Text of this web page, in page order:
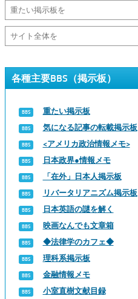
各種主要BBS（掲示板）
重たい掲示板
気になる記事の転載掲示板
<アメリカ政治情報メモ>
日本政界●情報メモ
「在外」日本人掲示板
リバータリアニズム掲示板
日本英語の謎を解く
映画なんでも文章箱
◆法律学のカフェ◆
理科系掲示板
金融情報メモ
小室直樹文献目録